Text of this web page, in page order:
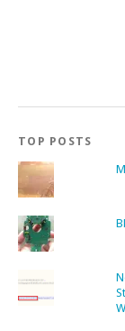
TOP POSTS